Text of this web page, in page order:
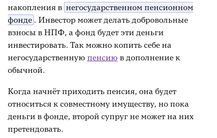
накопления в негосударственном пенсионном
фонде . Инвестор может делать добровольные
взносы в НПФ, а фонд будет эти деньги
инвестировать. Так можно копить себе на
негосударственную пенсию в дополнение к
обычной.
Когда начнёт приходить пенсия, она будет
относиться к совместному имуществу, но пока
деньги в фонде, второй супруг не может на них
претендовать.